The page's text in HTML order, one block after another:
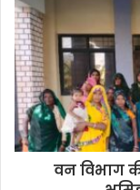
​वन विभाग